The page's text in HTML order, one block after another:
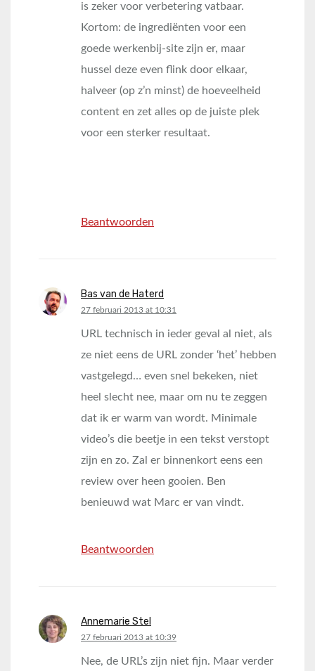
is zeker voor verbetering vatbaar.
Kortom: de ingrediënten voor een
goede werkenbij-site zijn er, maar
hussel deze even flink door elkaar,
halveer (op z’n minst) de hoeveelheid
content en zet alles op de juiste plek
voor een sterker resultaat.
Beantwoorden
Bas van de Haterd
says:
27 februari 2013 at 10:31
URL technisch in ieder geval al niet, als
ze niet eens de URL zonder ‘het’ hebben
vastgelegd… even snel bekeken, niet
heel slecht nee, maar om nu te zeggen
dat ik er warm van wordt. Minimale
video’s die beetje in een tekst verstopt
zijn en zo. Zal er binnenkort eens een
review over heen gooien. Ben
benieuwd wat Marc er van vindt.
Beantwoorden
Annemarie Stel
says:
27 februari 2013 at 10:39
Nee, de URL’s zijn niet fijn. Maar verder